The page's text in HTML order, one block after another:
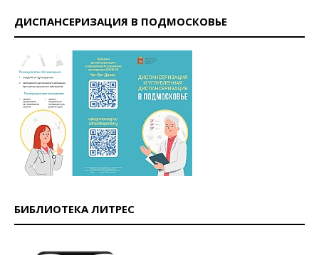
ДИСПАНСЕРИЗАЦИЯ В ПОДМОСКОВЬЕ
БИБЛИОТЕКА ЛИТРЕС